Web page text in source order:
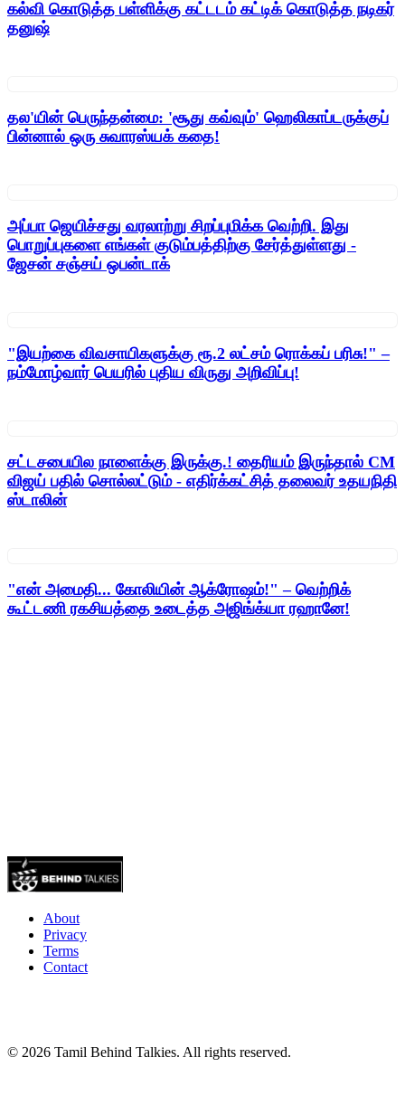
கல்வி கொடுத்த பள்ளிக்கு கட்டடம் கட்டிக் கொடுத்த நடிகர்
தனுஷ்
தல'யின் பெருந்தன்மை: 'சூது கவ்வும்' ஹெலிகாப்டருக்குப்
பின்னால் ஒரு சுவாரஸ்யக் கதை!
அப்பா ஜெயிச்சது வரலாற்று சிறப்புமிக்க வெற்றி. இது
பொறுப்புகளை எங்கள் குடும்பத்திற்கு சேர்த்துள்ளது -
ஜேசன் சஞ்சய் ஒபன்டாக்
"இயற்கை விவசாயிகளுக்கு ரூ.2 லட்சம் ரொக்கப் பரிசு!" –
நம்மோழ்வார் பெயரில் புதிய விருது அறிவிப்பு!
சட்டசபையில நாளைக்கு இருக்கு.! தைரியம் இருந்தால் CM
விஜய் பதில் சொல்லட்டும் - எதிர்க்கட்சித் தலைவர் உதயநிதி
ஸ்டாலின்
"என் அமைதி... கோலியின் ஆக்ரோஷம்!" – வெற்றிக்
கூட்டணி ரகசியத்தை உடைத்த அஜிங்க்யா ரஹானே!
About
Privacy
Terms
Contact
© 2026 Tamil Behind Talkies. All rights reserved.